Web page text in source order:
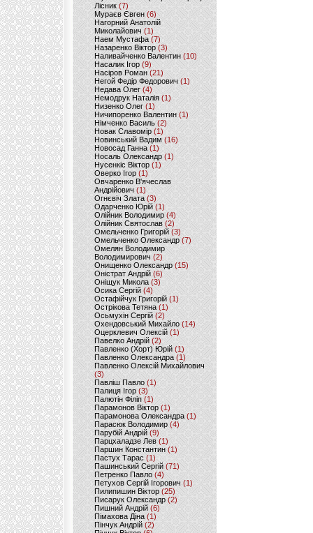
Лісник (7)
Мураєв Євген(6)
Нагорний Анатолій
Миколайович (1)
Наем Мустафа (7)
Назаренко Віктор (3)
Наливайченко Валентин (10)
Насалик Ігор(9)
Насіров Роман (21)
Негой Федір Федорович(1)
Недава Олег(4)
Немодрук Наталія(1)
Низенко Олег (1)
Ничипоренко Валентин (1)
Німченко Василь (2)
Новак Славомір (1)
Новинський Вадим (16)
Новосад Ганна (1)
Носаль Олександр (1)
Нусенкіс Віктор (1)
Оверко Ігор (1)
Овчаренко В'ячеслав
Андрійович(1)
Огнєвіч Злата (3)
Одарченко Юрій(1)
Олійник Володимир (4)
Олійник Святослав (2)
Омельченко Григорій (3)
Омельченко Олександр(7)
Омелян Володимир
Володимирович (2)
Онищенко Олександр (15)
Оністрат Андрій (6)
Оніщук Микола (3)
Осика Сергій(4)
Остафійчук Григорій(1)
Острікова Тетяна (1)
Осьмухін Сергій (2)
Охендовський Михайло (14)
Оцерклевич Олексій (1)
Павелко Андрій (2)
Павленко (Хорт) Юрій (1)
Павленко Олександра (1)
Павленко Олексій Михайлович
(3)
Павліш Павло(1)
Палиця Ігор (3)
Палютін Філіп(1)
Парамонов Віктор (1)
Парамонова Олександра(1)
Парасюк Володимир(4)
Парубій Андрій (9)
Парцхаладзе Лев (1)
Паршин Константин(1)
Пастух Тарас (1)
Пашинський Сергій (71)
Петренко Павло (4)
Петухов Сергій Ігорович (1)
Пилипишин Віктор(25)
Писарук Олександр(2)
Пишний Андрій (6)
Пімахова Діна(1)
Пінчук Андрій(2)